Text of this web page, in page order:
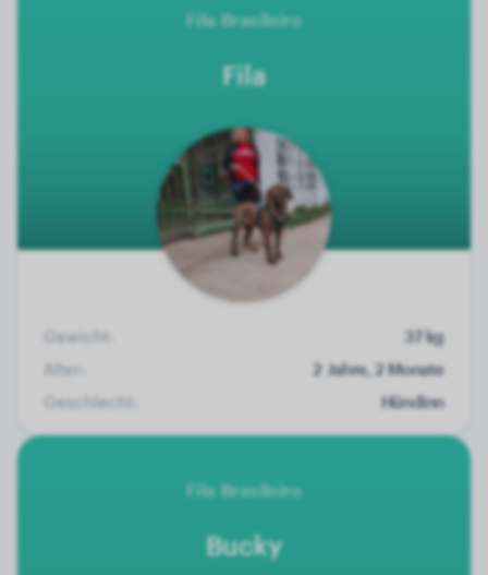
Fila Brasileiro
Fila
Gewicht:
37 kg
Alter:
2 Jahre, 2 Monate
Geschlecht:
Hündinn
Fila Brasileiro
Bucky